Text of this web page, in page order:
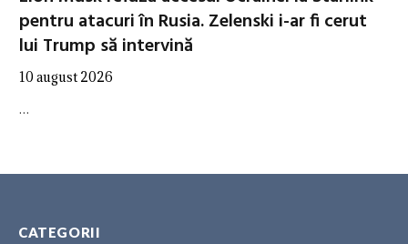
pentru atacuri în Rusia. Zelenski i-ar fi cerut
lui Trump să intervină
10 august 2026
…
CATEGORII